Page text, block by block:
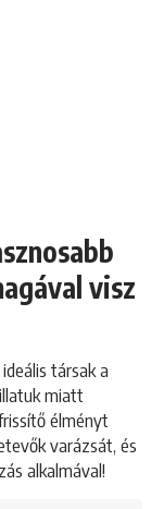
visz
társak a
miatt
élményt
varázsát, és
alkalmával!